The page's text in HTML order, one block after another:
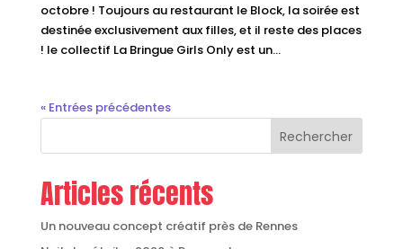
octobre ! Toujours au restaurant le Block, la soirée est
destinée exclusivement aux filles, et il reste des places
! le collectif La Bringue Girls Only est un...
« Entrées précédentes
Rechercher
Articles récents
Un nouveau concept créatif près de Rennes